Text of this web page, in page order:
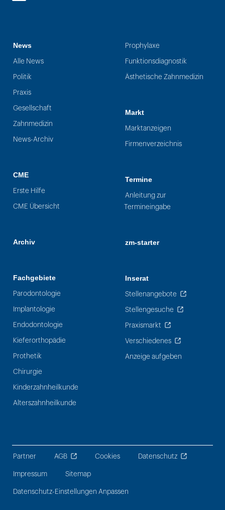
News
Alle News
Politik
Praxis
Gesellschaft
Zahnmedizin
News-Archiv
CME
Erste Hilfe
CME Übersicht
Archiv
Fachgebiete
Parodontologie
Implantologie
Endodontologie
Kieferorthopädie
Prothetik
Chirurgie
Kinderzahnheilkunde
Alterszahnheilkunde
Prophylaxe
Funktionsdiagnostik
Ästhetische Zahnmedizin
Markt
Marktanzeigen
Firmenverzeichnis
Termine
Anleitung zur
Termineingabe
zm-starter
Inserat
Stellenangebote
Stellengesuche
Praxismarkt
Verschiedenes
Anzeige aufgeben
Partner AGB Cookies Datenschutz
Impressum Sitemap
Datenschutz-Einstellungen Anpassen